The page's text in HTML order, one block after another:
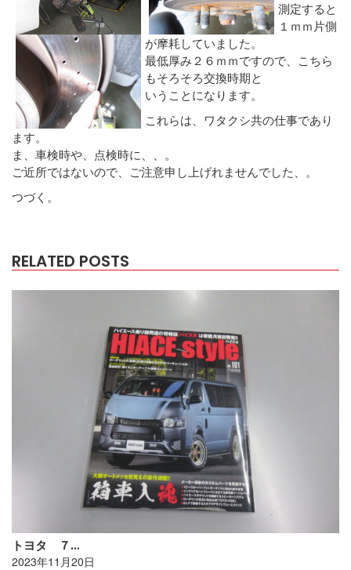
測定すると
１ｍｍ片側
が摩耗していました。
最低厚み２６ｍｍですので、こちら
もそろそろ交換時期と
いうことになります。
これらは、ワタクシ共の仕事であり
ます。
ま、車検時や、点検時に、、。
ご近所ではないので、ご注意申し上げれませんでした、。
つづく。
RELATED POSTS
トヨタ ７…
2023年11月20日